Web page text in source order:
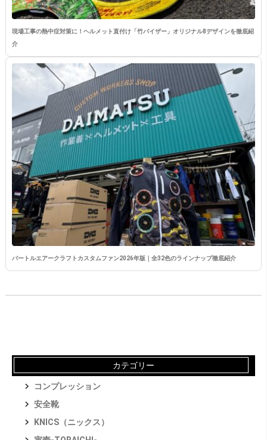
現場工事の熱中症対策に！ヘルメット直付け「竹バイザー」オリジナル8デザインを徹底紹
介
バートルエアークラフトカスタムファン2026年版｜全32色のラインナップ徹底紹介
カテゴリー
コンプレッション
安全靴
KNICS（ニックス）